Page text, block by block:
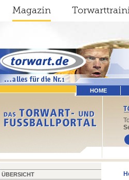
Magazin
HOME
ÜBERSICHT